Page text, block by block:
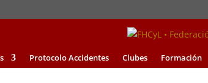
Protocolo Accidentes Clubes Formación